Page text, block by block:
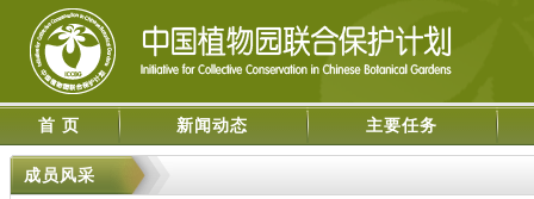
首 页 新闻动态 主要任务
成员风采